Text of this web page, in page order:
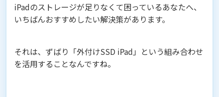
iPadのストレージが足りなくて困っているあなたへ、
いちばんおすすめしたい解決策があります。
それは、ずばり「外付けSSD iPad」という組み合わせ
を活用することなんですね。